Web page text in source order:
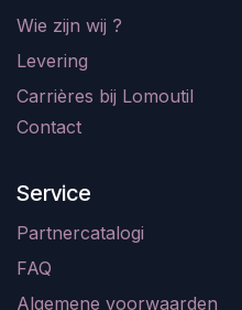
Wie zijn wij ?
Levering
Carrières bij Lomoutil
Contact
Service
Partnercatalogi
FAQ
Algemene voorwaarden